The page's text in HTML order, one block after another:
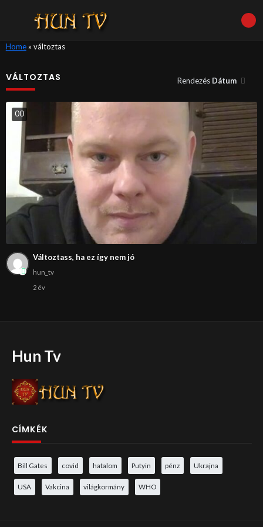
Home» változtas
VÁLTOZTAS Rendezés Dátum
00
Változtass, ha ez így nem jó
hun_tv
2 év
Hun Tv
CÍMKÉK
Bill Gates covid hatalom Putyin pénz Ukrajna
USA Vakcina világkormány WHO